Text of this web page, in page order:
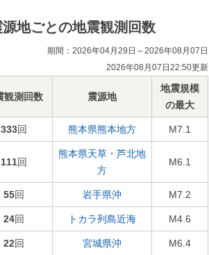
源地ごとの地震観測回数
期間：2026年04月29日～2026年08月07日
2026年08月07日22:50更新
観測回数 震源地
地震規模
の最大
333回 熊本県熊本地方 M7.1
111回
熊本県天草・芦北地
方
M6.1
55回 岩手県沖 M7.2
24回 トカラ列島近海 M4.6
22回 宮城県沖 M6.4